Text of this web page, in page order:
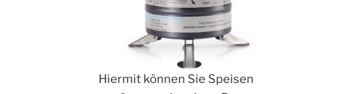
Hiermit können Sie Speisen